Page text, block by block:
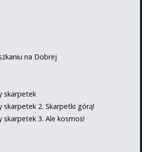
na Dobrej
skarpetek
2. Skarpetki górą!
3. Ale kosmos!